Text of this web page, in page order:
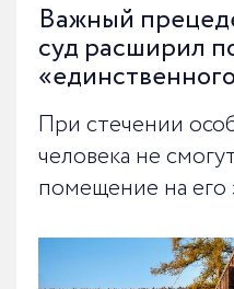
Важный
суд расширил
При стечении
человека не
помещение на его